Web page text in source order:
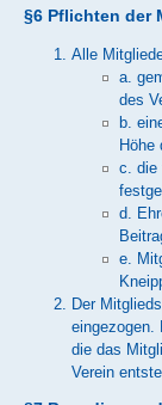
§6 Pflichten der
Alle
a.
des
b.
Höhe
c. die
d.
e.
Der
eingezogen.
die das
Verein